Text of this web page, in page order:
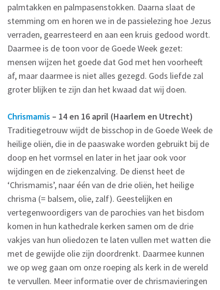
palmtakken en palmpasenstokken. Daarna slaat de
stemming om en horen we in de passielezing hoe Jezus
verraden, gearresteerd en aan een kruis gedood wordt.
Daarmee is de toon voor de Goede Week gezet:
mensen wijzen het goede dat God met hen voorheeft
af, maar daarmee is niet alles gezegd. Gods liefde zal
groter blijken te zijn dan het kwaad dat wij doen.
Chrismamis – 14 en 16 april (Haarlem en Utrecht)
Traditiegetrouw wijdt de bisschop in de Goede Week de
heilige oliën, die in de paaswake worden gebruikt bij de
doop en het vormsel en later in het jaar ook voor
wijdingen en de ziekenzalving. De dienst heet de
‘Chrismamis’, naar één van de drie oliën, het heilige
chrisma (= balsem, olie, zalf). Geestelijken en
vertegenwoordigers van de parochies van het bisdom
komen in hun kathedrale kerken samen om de drie
vakjes van hun oliedozen te laten vullen met watten die
met de gewijde olie zijn doordrenkt. Daarmee kunnen
we op weg gaan om onze roeping als kerk in de wereld
te vervullen. Meer informatie over de chrismavieringen